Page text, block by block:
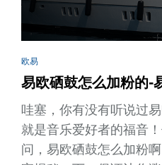
欧易
易欧硒鼓怎么加粉的-
哇塞，你有没有听说过
就是音乐爱好者的福音
问，易欧硒鼓怎么加粉